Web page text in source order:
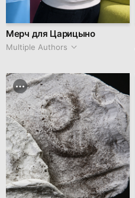
Мерч для Царицыно
Multiple Authors